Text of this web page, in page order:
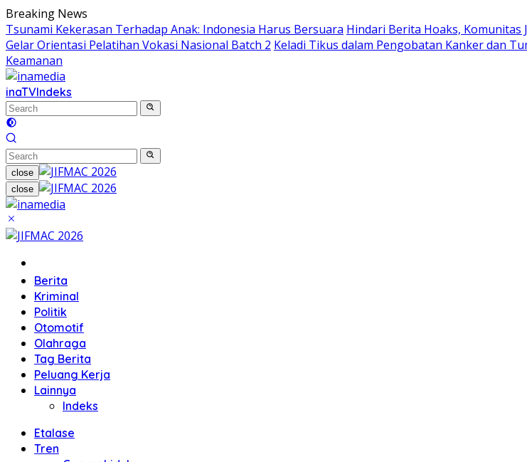
Skip
to
content
Breaking News
Tsunami Kekerasan Terhadap Anak: Indonesia Harus Bersuara Hindari Berita Hoaks, Komunitas
Gelar Orientasi Pelatihan Vokasi Nasional Batch 2 Keladi Tikus dalam Pengobatan Kanker dan
Keamanan
inaTVIndeks
close
close
Berita
Kriminal
Politik
Otomotif
Olahraga
Tag Berita
Peluang Kerja
Lainnya
Indeks
Etalase
Tren